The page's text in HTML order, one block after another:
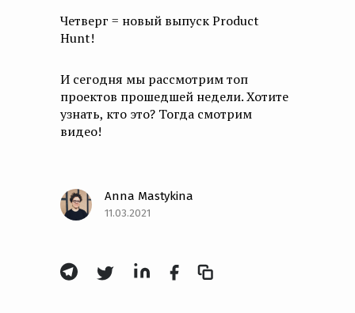
Четверг = новый выпуск Product
Hunt!
И сегодня мы рассмотрим топ
проектов прошедшей недели. Хотите
узнать, кто это? Тогда смотрим
видео!
Anna Mastykina
11.03.2021